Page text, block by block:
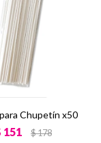
Chupetín x50
151 $178